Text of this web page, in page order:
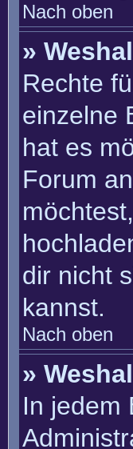
Nach oben
»
Rechte
einzelne
hat es
Forum
dir nicht
kannst.
Nach oben
»
In jedem